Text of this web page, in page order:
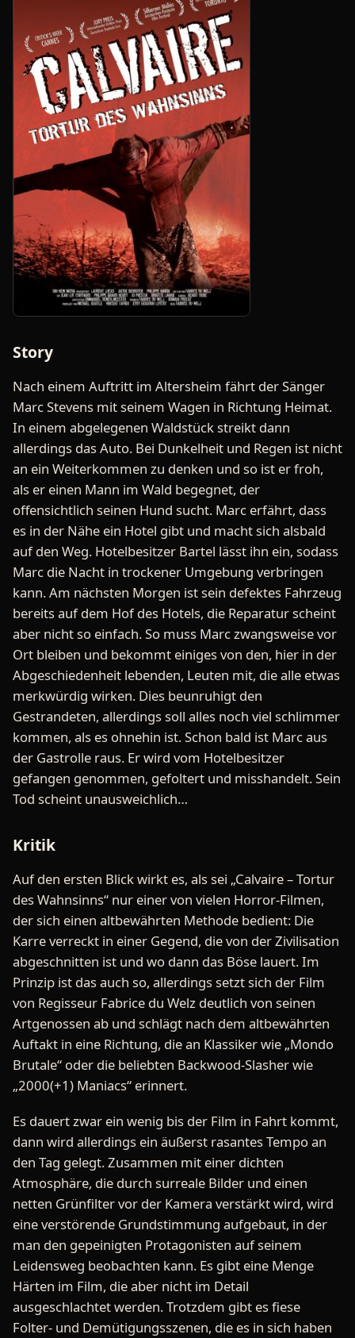
Story
Nach einem Auftritt im Altersheim fährt der Sänger
Marc Stevens mit seinem Wagen in Richtung Heimat.
In einem abgelegenen Waldstück streikt dann
allerdings das Auto. Bei Dunkelheit und Regen ist nicht
an ein Weiterkommen zu denken und so ist er froh,
als er einen Mann im Wald begegnet, der
offensichtlich seinen Hund sucht. Marc erfährt, dass
es in der Nähe ein Hotel gibt und macht sich alsbald
auf den Weg. Hotelbesitzer Bartel lässt ihn ein, sodass
Marc die Nacht in trockener Umgebung verbringen
kann. Am nächsten Morgen ist sein defektes Fahrzeug
bereits auf dem Hof des Hotels, die Reparatur scheint
aber nicht so einfach. So muss Marc zwangsweise vor
Ort bleiben und bekommt einiges von den, hier in der
Abgeschiedenheit lebenden, Leuten mit, die alle etwas
merkwürdig wirken. Dies beunruhigt den
Gestrandeten, allerdings soll alles noch viel schlimmer
kommen, als es ohnehin ist. Schon bald ist Marc aus
der Gastrolle raus. Er wird vom Hotelbesitzer
gefangen genommen, gefoltert und misshandelt. Sein
Tod scheint unausweichlich…
Kritik
Auf den ersten Blick wirkt es, als sei „Calvaire – Tortur
des Wahnsinns“ nur einer von vielen Horror-Filmen,
der sich einen altbewährten Methode bedient: Die
Karre verreckt in einer Gegend, die von der Zivilisation
abgeschnitten ist und wo dann das Böse lauert. Im
Prinzip ist das auch so, allerdings setzt sich der Film
von Regisseur Fabrice du Welz deutlich von seinen
Artgenossen ab und schlägt nach dem altbewährten
Auftakt in eine Richtung, die an Klassiker wie „Mondo
Brutale“ oder die beliebten Backwood-Slasher wie
„2000(+1) Maniacs“ erinnert.
Es dauert zwar ein wenig bis der Film in Fahrt kommt,
dann wird allerdings ein äußerst rasantes Tempo an
den Tag gelegt. Zusammen mit einer dichten
Atmosphäre, die durch surreale Bilder und einen
netten Grünfilter vor der Kamera verstärkt wird, wird
eine verstörende Grundstimmung aufgebaut, in der
man den gepeinigten Protagonisten auf seinem
Leidensweg beobachten kann. Es gibt eine Menge
Härten im Film, die aber nicht im Detail
ausgeschlachtet werden. Trotzdem gibt es fiese
Folter- und Demütigungsszenen, die es in sich haben